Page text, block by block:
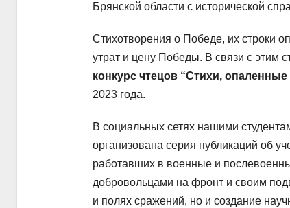
Брянской области с исторической
Стихотворения о Победе, их строки
утрат и цену Победы. В связи с этим
конкурс чтецов “Стихи,
2023 года.
В социальных сетях нашими
организована серия публикаций об
работавших в военные и
добровольцами на фронт и своим
и полях сражений, но и создание